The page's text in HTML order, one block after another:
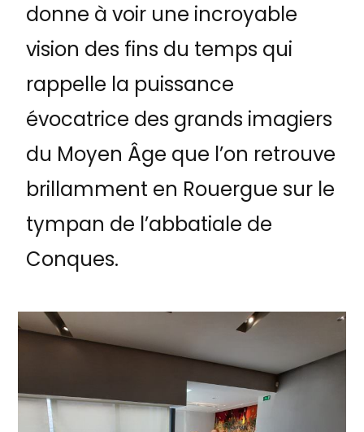
donne à voir une incroyable
vision des fins du temps qui
rappelle la puissance
évocatrice des grands imagiers
du Moyen Âge que l’on retrouve
brillamment en Rouergue sur le
tympan de l’abbatiale de
Conques.